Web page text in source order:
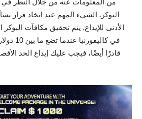
من المعلومات عنه من خلال النظر في
البوكر. الشيء المهم عند اتخاذ قرار
الأدنى للإيداع. يتم تحقيق مكافآت
قادرًا أيضًا، فيجب عليك إيداع الحد